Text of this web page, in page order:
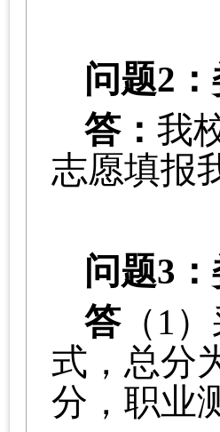
问题2
答： 我
志愿填报
问题3
答（1）
式，总分
分，职业